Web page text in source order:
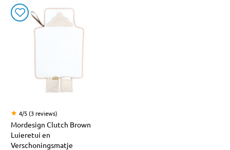
4/5 (3 reviews)
Mordesign Clutch Brown
Luieretui en
Verschoningsmatje